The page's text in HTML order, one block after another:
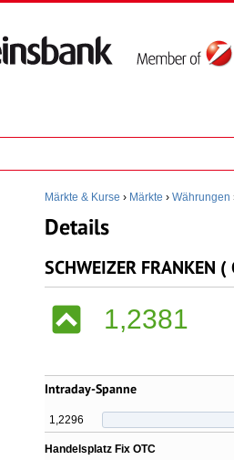
Märkte & Kurse › Märkte › Währungen
Details
SCHWEIZER FRANKEN
1,2381
Intraday-Spanne
1,2296
Handelsplatz Fix OTC